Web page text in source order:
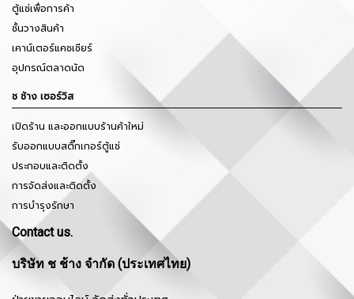
ตู้แช่เพื่อการค้า
ชั้นวางสินค้า
เคาน์เตอร์แคชเชียร์
อุปกรณ์ตลาดนัด
ช ช้าง เซอร์วิส
เปิดร้าน และออกแบบร้านค้าใหม่
รับออกแบบสติ๊กเกอร์ตู้แช่
ประกอบและติดตั้ง
การจัดส่งและติดตั้ง
การบำรุงรักษา
Contact us.
บริษัท ช ช้าง จำกัด (ประเทศไทย)